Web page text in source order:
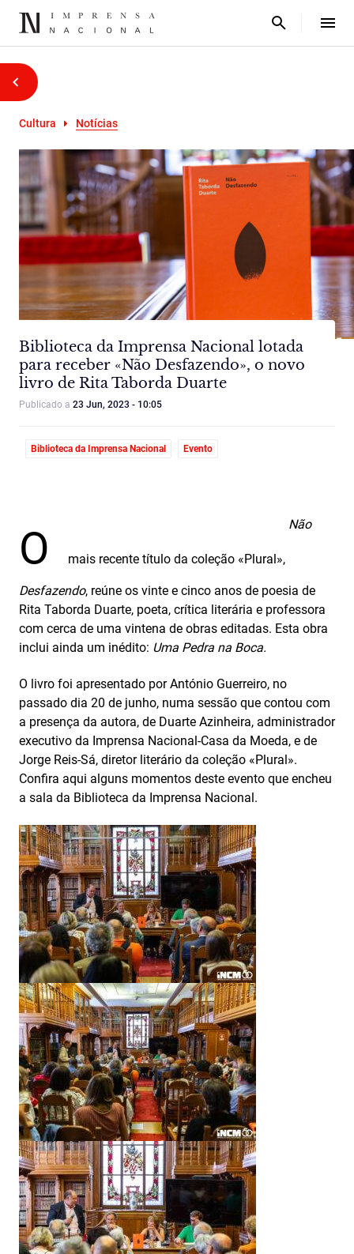
Cultura Notícias
Biblioteca da Imprensa Nacional lotada
para receber «Não Desfazendo», o novo
livro de Rita Taborda Duarte
Publicado a 23 Jun, 2023 - 10:05
Biblioteca da Imprensa Nacional Evento
O mais recente título da coleção «Plural»,
Não
Desfazendo, reúne os vinte e cinco anos de poesia de
Rita Taborda Duarte, poeta, crítica literária e professora
com cerca de uma vintena de obras editadas. Esta obra
inclui ainda um inédito: Uma Pedra na Boca.
O livro foi apresentado por António Guerreiro, no
passado dia 20 de junho, numa sessão que contou com
a presença da autora, de Duarte Azinheira, administrador
executivo da Imprensa Nacional-Casa da Moeda, e de
Jorge Reis-Sá, diretor literário da coleção «Plural».
Confira aqui alguns momentos deste evento que encheu
a sala da Biblioteca da Imprensa Nacional.